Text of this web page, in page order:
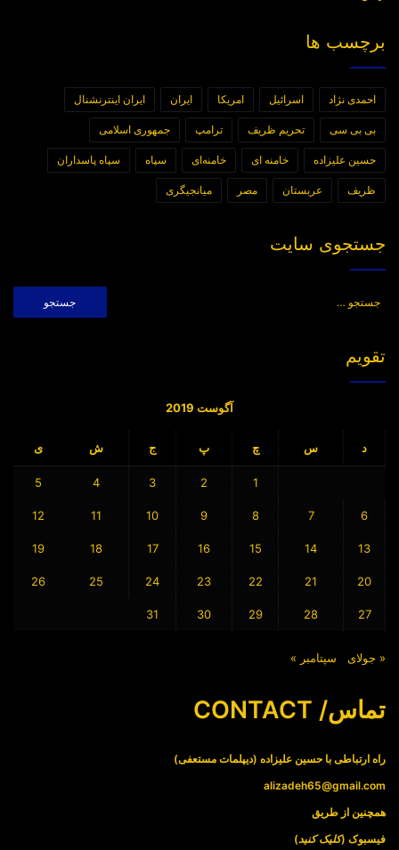
برچسب ها
احمدی نژاد اسرائیل امریکا ایران ایران اینترنشنال
بی بی سی تحریم ظریف ترامپ جمهوری اسلامی
حسین علیزاده خامنه ای خامنه‌ای سپاه سپاه پاسداران
ظریف عربستان مصر میانجیگری
جستجوی سایت
تقویم
آگوست 2019
د س چ پ ج ش ی
1
2
3
4
5
6
7
8
9
10
11
12
13
14
15
16
17
18
19
20
21
22
23
24
25
26
27
28
29
30
31
« جولای سپتامبر »
تماس/ CONTACT
راه ارتباطی با حسین علیزاده (دیپلمات مستعفی)
alizadeh65@gmail.com
همچنین از طریق
فیسبوک (کلیک کنید)